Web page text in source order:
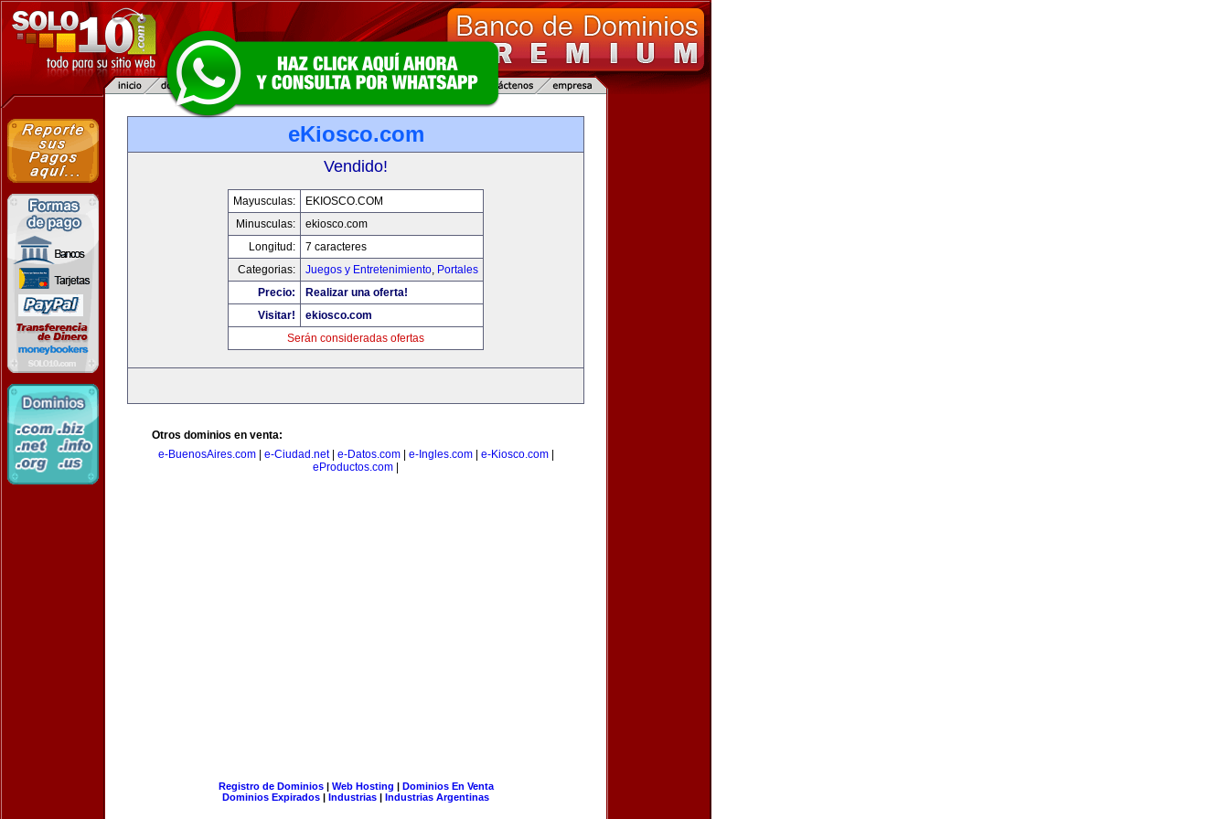
eKiosco.com
Vendido!
Mayusculas:
EKIOSCO.COM
Minusculas:
ekiosco.com
Longitud:
7 caracteres
Categorias:
Juegos y Entretenimiento, Portales
Precio:
Realizar una oferta!
Visitar!
ekiosco.com
Serán consideradas ofertas
Otros dominios en venta:
e-BuenosAires.com| e-Ciudad.net| e-Datos.com| e-Ingles.com| e-Kiosco.com|
eProductos.com
Registro de Dominios| Web Hosting | Dominios En Venta
Dominios Expirados | Industrias | Industrias Argentinas